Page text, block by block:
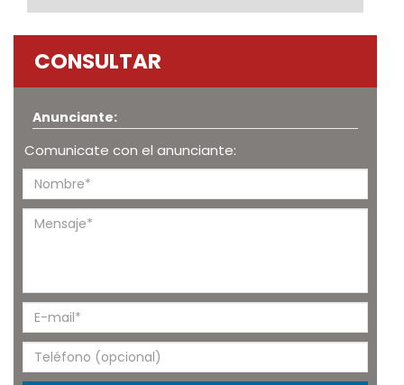
CONSULTAR
Anunciante:
Comunicate con el anunciante: